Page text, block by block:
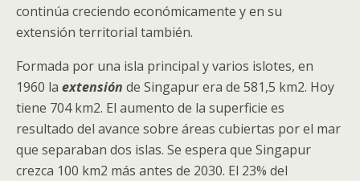
continúa creciendo económicamente y en su
extensión territorial también.
Formada por una isla principal y varios islotes, en
1960 la extensión de Singapur era de 581,5 km2. Hoy
tiene 704 km2. El aumento de la superficie es
resultado del avance sobre áreas cubiertas por el mar
que separaban dos islas. Se espera que Singapur
crezca 100 km2 más antes de 2030. El 23% del